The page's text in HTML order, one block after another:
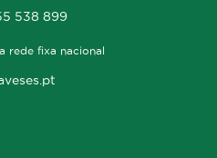
538 899
rede fixa nacional